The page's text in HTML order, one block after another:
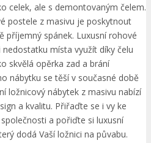
celek, ale s demontovaným čelem.
postele z masivu je poskytnout
příjemný spánek. Luxusní rohové
místa využít díky čelu
skvělá opěrka zad a brání
nábytku se těší v současné době
ložnicový nábytek z masivu nabízí
a kvalitu. Přiřaďte se i vy ke
a pořiďte si luxusní
dodá Vaší ložnici na půvabu.